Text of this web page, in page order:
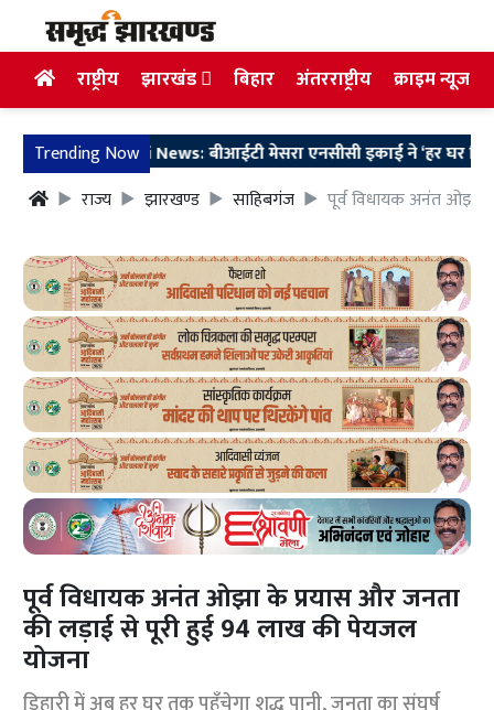
राष्ट्रीय झारखंड बिहार अंतरराष्ट्रीय क्राइम न्यूज
Trending Now
Ranchi News: बीआईटी मेसरा एनसीसी इकाई ने ‘हर घर तिरंगा’
राज्य
झारखण्ड साहिबगंज पूर्व विधायक अनंत ओझा
पूर्व विधायक अनंत ओझा के प्रयास और जनता
की लड़ाई से पूरी हुई 94 लाख की पेयजल
योजना